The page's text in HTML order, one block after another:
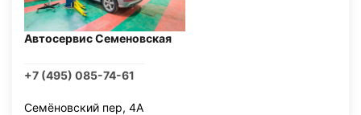
Автосервис Семеновская
+7 (495) 085-74-61
Семёновский пер, 4А